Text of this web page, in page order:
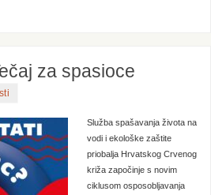
za spasioce
Služba spašavanja života na
vodi i ekološke zaštite
priobalja Hrvatskog Crvenog
križa započinje s novim
ciklusom osposobljavanja